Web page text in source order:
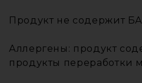
Продукт не содержит
Аллергены: продукт
продукты переработки